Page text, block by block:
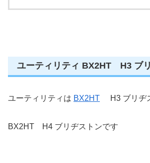
ユーティリティ BX2HT H3 ブ
ユーティリティは BX2HT H3 ブリヂ
BX2HT H4 ブリヂストンです